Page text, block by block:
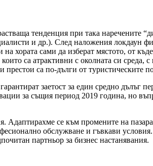
тенденция при така наречените
и др.). След наложения локдаун
хората сами да изберат мястото, от
са атрактивни с околната си среда,
престои са по-дълги от туристическите
заетост за един средно дълъг
за същия период 2019 година, но
Адаптирахме се към промените на
обслужване и гъвкави
партньор за бизнес настанявания.